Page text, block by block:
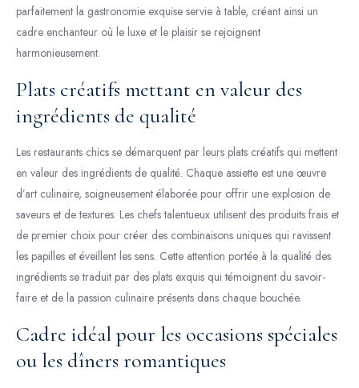
parfaitement la gastronomie exquise servie à table, créant ainsi un
cadre enchanteur où le luxe et le plaisir se rejoignent
harmonieusement.
Plats créatifs mettant en valeur des
ingrédients de qualité
Les restaurants chics se démarquent par leurs plats créatifs qui mettent
en valeur des ingrédients de qualité. Chaque assiette est une œuvre
d’art culinaire, soigneusement élaborée pour offrir une explosion de
saveurs et de textures. Les chefs talentueux utilisent des produits frais et
de premier choix pour créer des combinaisons uniques qui ravissent
les papilles et éveillent les sens. Cette attention portée à la qualité des
ingrédients se traduit par des plats exquis qui témoignent du savoir-
faire et de la passion culinaire présents dans chaque bouchée.
Cadre idéal pour les occasions spéciales
ou les dîners romantiques